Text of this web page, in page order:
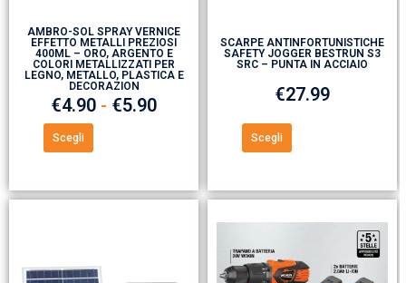
AMBRO-SOL SPRAY VERNICE
EFFETTO METALLI PREZIOSI
400ML – ORO, ARGENTO E
COLORI METALLIZZATI PER
LEGNO, METALLO, PLASTICA E
DECORAZION
€4.90 - €5.90
Scegli
SCARPE ANTINFORTUNISTICHE
SAFETY JOGGER BESTRUN S3
SRC – PUNTA IN ACCIAIO
€27.99
Scegli